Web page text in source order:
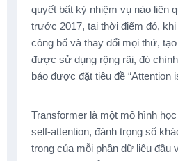
quyết bất kỳ nhiệm vụ nào liên
trước 2017, tại thời điểm đó,
công bố và thay đổi mọi thứ,
được sử dụng rộng rãi, đó
báo được đặt tiêu đề “Attention
Transformer là một mô hình
self-attention, đánh trọng số
trọng của mỗi phần dữ liệu đầu